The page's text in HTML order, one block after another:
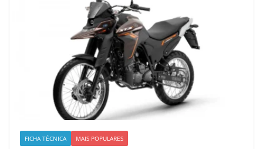
FICHA TÉCNICA MAIS POPULARES